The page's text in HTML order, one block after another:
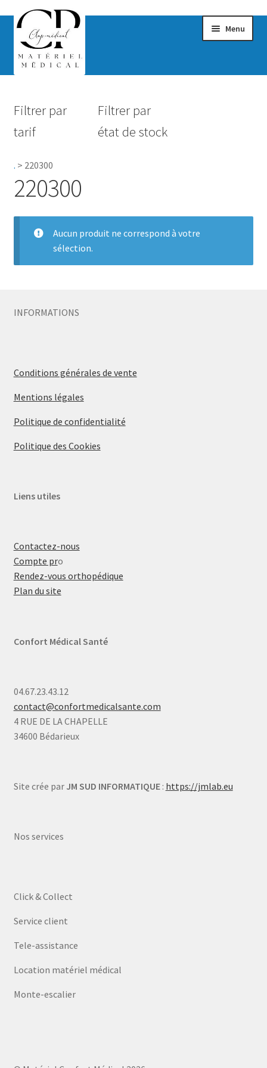
Menu
Hygiène
Accessoires Salle de bain
Pro.
Filtrer par
tarif
Filtrer par
état de stock
. > 220300
220300
Aucun produit ne correspond à votre
sélection.
INFORMATIONS
Conditions générales de vente
Mentions légales
Politique de confidentialité
Politique des Cookies
Liens utiles
Contactez-nous
Compte pro
Rendez-vous orthopédique
Plan du site
Confort Médical Santé
04.67.23.43.12
contact@confortmedicalsante.com
4 RUE DE LA CHAPELLE
34600 Bédarieux
Site crée par JM SUD INFORMATIQUE: https://jmlab.eu
Nos services
Click & Collect
Service client
Tele-assistance
Location matériel médical
Monte-escalier